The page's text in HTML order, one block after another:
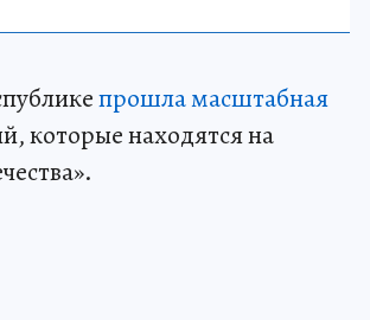
прошла масштабная
которые находятся на